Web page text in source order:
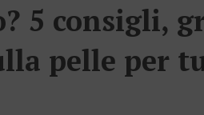
5 consigli,
pelle per